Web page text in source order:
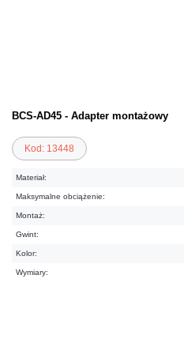
BCS-AD45 - Adapter montażowy
Kod: 13448
Materiał:
Maksymalne obciążenie:
Montaż:
Gwint:
Kolor:
Wymiary: